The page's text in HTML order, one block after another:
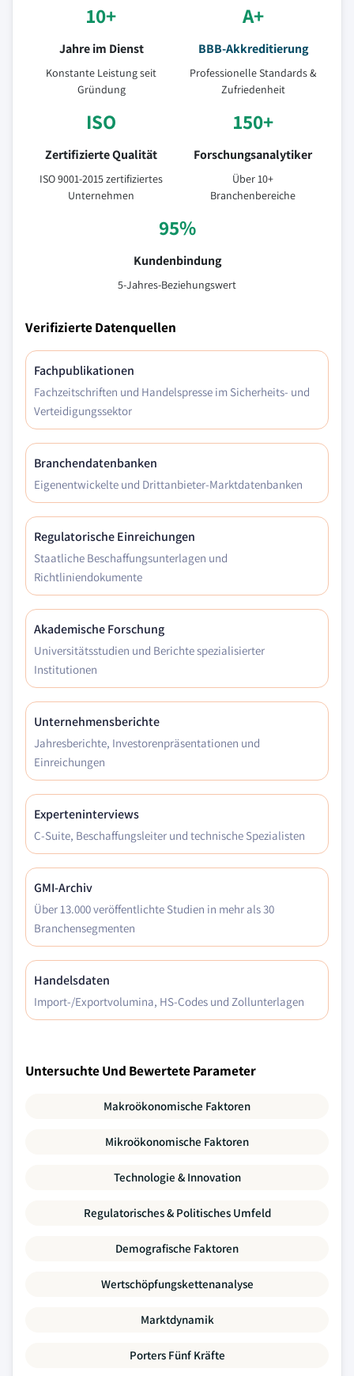
10+
Jahre im Dienst
Konstante Leistung seit
Gründung
A+
BBB-Akkreditierung
Professionelle Standards &
Zufriedenheit
ISO
Zertifizierte Qualität
ISO 9001-2015 zertifiziertes
Unternehmen
150+
Forschungsanalytiker
Über 10+
Branchenbereiche
95%
Kundenbindung
5-Jahres-Beziehungswert
Verifizierte Datenquellen
Fachpublikationen
Fachzeitschriften und Handelspresse im Sicherheits- und
Verteidigungssektor
Branchendatenbanken
Eigenentwickelte und Drittanbieter-Marktdatenbanken
Regulatorische Einreichungen
Staatliche Beschaffungsunterlagen und
Richtliniendokumente
Akademische Forschung
Universitätsstudien und Berichte spezialisierter
Institutionen
Unternehmensberichte
Jahresberichte, Investorenpräsentationen und
Einreichungen
Experteninterviews
C-Suite, Beschaffungsleiter und technische Spezialisten
GMI-Archiv
Über 13.000 veröffentlichte Studien in mehr als 30
Branchensegmenten
Handelsdaten
Import-/Exportvolumina, HS-Codes und Zollunterlagen
Untersuchte Und Bewertete Parameter
Makroökonomische Faktoren
Mikroökonomische Faktoren
Technologie & Innovation
Regulatorisches & Politisches Umfeld
Demografische Faktoren
Wertschöpfungskettenanalyse
Marktdynamik
Porters Fünf Kräfte